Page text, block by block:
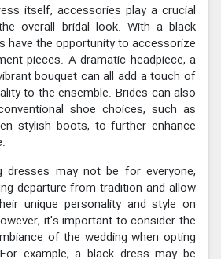
itself, accessories play a crucial
overall bridal look. With a black
have the opportunity to accessorize
pieces. A dramatic headpiece, a
bouquet can all add a touch of
to the ensemble. Brides can also
shoe choices, such as
stylish boots, to further enhance
dresses may not be for everyone,
departure from tradition and allow
unique personality and style on
it's important to consider the
of the wedding when opting
example, a black dress may be